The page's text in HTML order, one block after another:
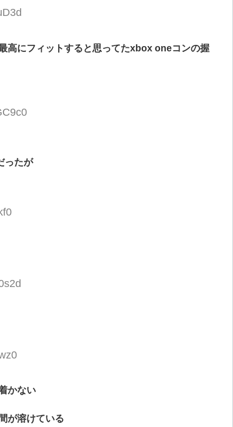
高にフィットすると思ってたxbox oneコンの握
ったが
かない
が溶けている